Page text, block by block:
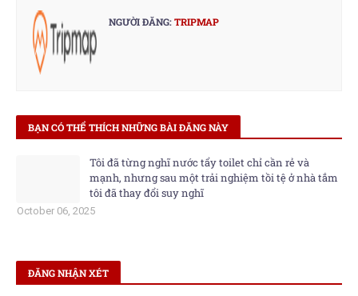
NGƯỜI ĐĂNG:TRIPMAP
BẠN CÓ THỂ THÍCH NHỮNG BÀI ĐĂNG NÀY
Tôi đã từng nghĩ nước tẩy toilet chỉ cần rẻ và
mạnh, nhưng sau một trải nghiệm tồi tệ ở nhà tắm
tôi đã thay đổi suy nghĩ
October 06, 2025
ĐĂNG NHẬN XÉT